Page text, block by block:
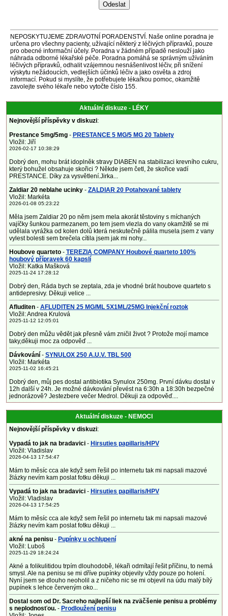
NEPOSKYTUJEME ZDRAVOTNÍ PORADENSTVÍ. Naše online poradna je
určena pro všechny pacienty, užívající některý z léčivých přípravků, pouze
pro obecné informační účely. Poradna v žádném případě neslouží jako
náhrada odborné lékařské péče. Poradna pomáhá se správným užíváním
léčivých přípravků, odhalit vzájemnou nesnášenlivost léčiv, při snížení
výskytu nežádoucích, vedlejších účinků léčiv a jako osvěta a zdroj
informací. Pokud si myslíte, že potřebujete lékařkou pomoc, okamžitě
zavolejte svého lékaře nebo vytočte číslo 155.
Aktuální diskuze - LÉKY
Nejnovější příspěvky v diskuzi:
Prestance 5mg/5mg- PRESTANCE 5 MG/5 MG 20 Tablety
Vložil: Jiří
2026-02-17 10:38:29
Dobrý den, mohu brát idoplněk stravy DIABEN na stabilizaci krevního cukru,
který bohužel obsahuje skořici ? Někde jsem četl, že skořice vadí
PRESTANCE. Díky za vysvětlení.Jirka...
Zaldiar 20 neblahe ucinky- ZALDIAR 20 Potahované tablety
Vložil: Markéta
2026-01-08 05:23:22
Měla jsem Zaldiar 20 po něm jsem mela akorát těstoviny s míchaných
vajíčky šunkou parmezanem, po tem jsem vlezla do vany okamžitě se mi
udělala vyrážka od kolen dolů která neskutečně pálila musela jsem z vany
vylest bolesti sem brečela cítila jsem jak mi nohy...
Houbove quarteto- TEREZIA COMPANY Houbové quarteto 100%
houbový přípravek 60 kapslí
Vložil: Katka Mašková
2025-11-24 17:28:12
Dobrý den, Ráda bych se zeptala, zda je vhodné brát houbove quarteto s
antidepresivy. Děkuji velice ...
Afluditen- AFLUDITEN 25 MG/ML 5X1ML/25MG Injekční roztok
Vložil: Andrea Krulová
2025-11-12 12:05:01
Dobrý den můžu vědět jak přesně vám zničil život ? Protože mojí mamce
taky,děkuji moc za odpověď ...
Dávkování - SYNULOX 250 A.U.V. TBL 500
Vložil: Markéta
2025-11-02 16:45:21
Dobrý den, můj pes dostal antibiotika Synulox 250mg. První dávku dostal v
12h další v 24h. Je možné dávkování převést na 6:30h a 18:30h bezpečné
jednorázově? Jestezbere večer Medrol. Děkuji za odpověď....
Aktuální diskuze - NEMOCI
Nejnovější příspěvky v diskuzi:
Vypadá to jak na bradavici - Hirsuties papillaris/HPV
Vložil: Vladislav
2026-04-13 17:54:47
Mám to měsíc cca ale když sem řešil po internetu tak mi napsali mazové
žlázky nevím kam poslat fotku děkuji ...
Vypadá to jak na bradavici - Hirsuties papillaris/HPV
Vložil: Vladislav
2026-04-13 17:54:25
Mám to měsíc cca ale když sem řešil po internetu tak mi napsali mazové
žlázky nevím kam poslat fotku děkuji ...
akné na penisu- Pupínky u ochlupení
Vložil: Luboš
2025-11-29 18:24:24
Akné a folikulitidou trpím dlouhodobě, lékaři odmítají řešit příčinu, to nemá
smysl. Ale na penisu se mi dříve pupínky objevily vždy pouze po holení.
Nyní jsem se dlouho neoholil a z ničeho nic se mi objevil na údu malý bílý
pupínek s lehce červeným oko...
Dostal som od Dr. Sacreho najlepší liek na zväčšenie penisu a problémy
s neplodnosťou.- Prodloužení penisu